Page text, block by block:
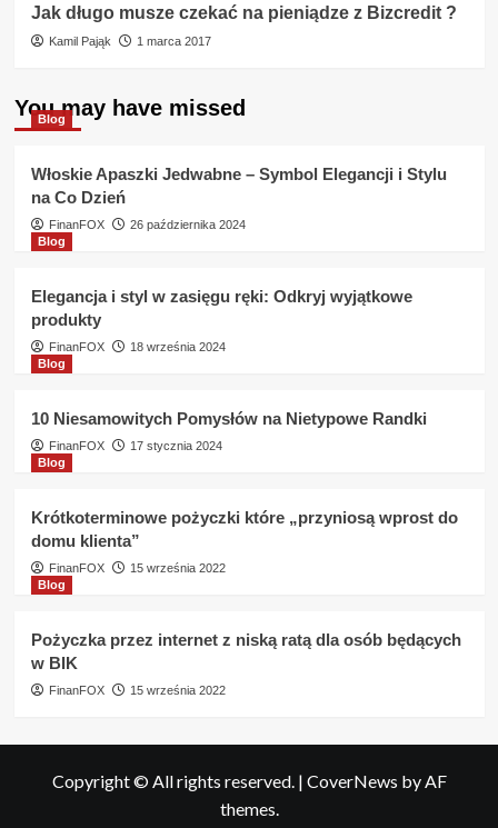
Jak długo musze czekać na pieniądze z Bizcredit ?
Kamil Pająk 1 marca 2017
You may have missed
Blog
Włoskie Apaszki Jedwabne – Symbol Elegancji i Stylu
na Co Dzień
FinanFOX
26 października 2024
Blog
Elegancja i styl w zasięgu ręki: Odkryj wyjątkowe
produkty
FinanFOX
18 września 2024
Blog
10 Niesamowitych Pomysłów na Nietypowe Randki
FinanFOX
17 stycznia 2024
Blog
Krótkoterminowe pożyczki które „przyniosą wprost do
domu klienta”
FinanFOX
15 września 2022
Blog
Pożyczka przez internet z niską ratą dla osób będących
w BIK
FinanFOX 15 września 2022
Copyright © All rights reserved. | CoverNews by AF
themes.